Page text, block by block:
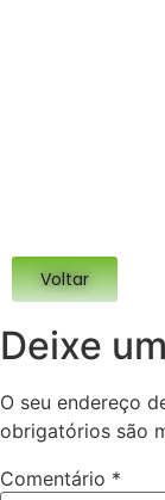
Voltar
Deixe
O seu endereço
obrigatórios são
Comentário *